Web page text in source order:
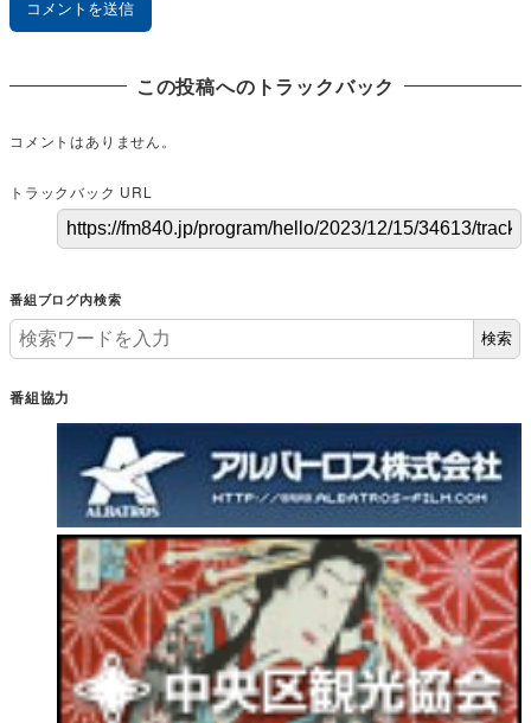
この投稿へのトラックバック
コメントはありません。
トラックバック URL
番組ブログ内検索
検索
番組協力